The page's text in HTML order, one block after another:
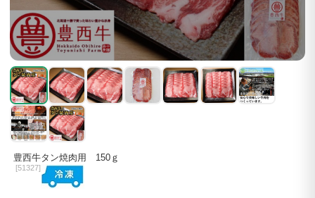
豊西牛タン焼肉用 150ｇ
[51327]